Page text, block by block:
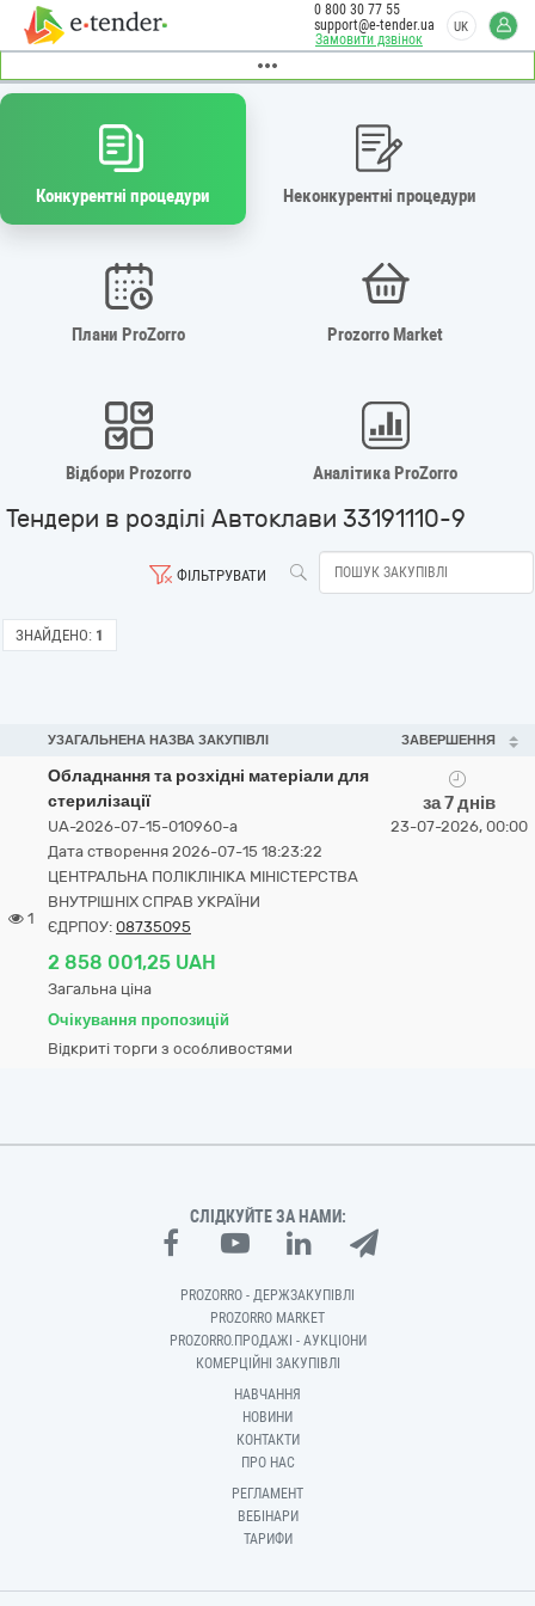
Замовити дзвінок
0 800 30 77 55
support@e-tender.ua
UK
Конкурентні процедури Неконкурентні процедури
Плани ProZorro Prozorro Market
Відбори Prozorro Аналітика ProZorro
Тендери в розділі Автоклави 33191110-9
ФІЛЬТРУВАТИ
ЗНАЙДЕНО: 1
УЗАГАЛЬНЕНА НАЗВА ЗАКУПІВЛІ ЗАВЕРШЕННЯ
1
Обладнання та розхідні матеріали для
стерилізації
UA-2026-07-15-010960-a
Дата створення 2026-07-15 18:23:22
ЦЕНТРАЛЬНА ПОЛІКЛІНІКА МІНІСТЕРСТВА
ВНУТРІШНІХ СПРАВ УКРАЇНИ
ЄДРПОУ: 08735095
2 858 001,25 UAH
Загальна ціна
Очікування пропозицій
Відкриті торги з особливостями
за 7 днів
23-07-2026, 00:00
СЛІДКУЙТЕ ЗА НАМИ:
PROZORRO - ДЕРЖЗАКУПІВЛІ
PROZORRO MARKET
PROZORRO.ПРОДАЖІ - АУКЦІОНИ
КОМЕРЦІЙНІ ЗАКУПІВЛІ
НАВЧАННЯ
НОВИНИ
КОНТАКТИ
ПРО НАС
РЕГЛАМЕНТ
ВЕБІНАРИ
ТАРИФИ